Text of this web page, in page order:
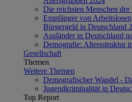
Die reichsten Menschen
Empfänger von
Bürgergeld in Deutschland
Ausländer in Deutschland
Demografie: Altersstruktur
Gesellschaft
Themen
Weitere Themen
Demografischer Wandel -
Jugendkriminalität in
Top Report